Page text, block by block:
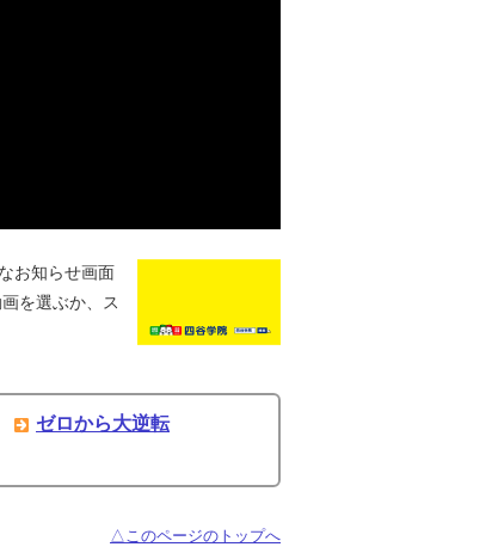
お知らせ画面
を選ぶか、ス
ゼロから大逆転
△このページのトップへ